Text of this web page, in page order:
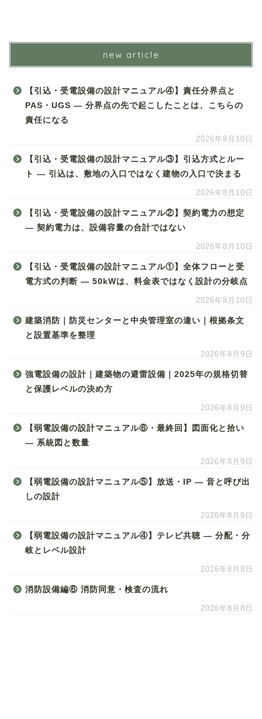
new article
【引込・受電設備の設計マニュアル④】責任分界点と
PAS・UGS ― 分界点の先で起こしたことは、こちらの
責任になる
2026年8月10日
【引込・受電設備の設計マニュアル③】引込方式とルー
ト ― 引込は、敷地の入口ではなく建物の入口で決まる
2026年8月10日
【引込・受電設備の設計マニュアル②】契約電力の想定
― 契約電力は、設備容量の合計ではない
2026年8月10日
【引込・受電設備の設計マニュアル①】全体フローと受
電方式の判断 ― 50kWは、料金表ではなく設計の分岐点
2026年8月10日
建築消防｜防災センターと中央管理室の違い｜根拠条文
と設置基準を整理
2026年8月9日
強電設備の設計｜建築物の避雷設備｜2025年の規格切替
と保護レベルの決め方
2026年8月9日
【弱電設備の設計マニュアル⑥・最終回】図面化と拾い
― 系統図と数量
2026年8月9日
【弱電設備の設計マニュアル⑤】放送・IP ― 音と呼び出
しの設計
2026年8月9日
【弱電設備の設計マニュアル④】テレビ共聴 ― 分配・分
岐とレベル設計
2026年8月9日
消防設備編⑥ 消防同意・検査の流れ
2026年8月8日